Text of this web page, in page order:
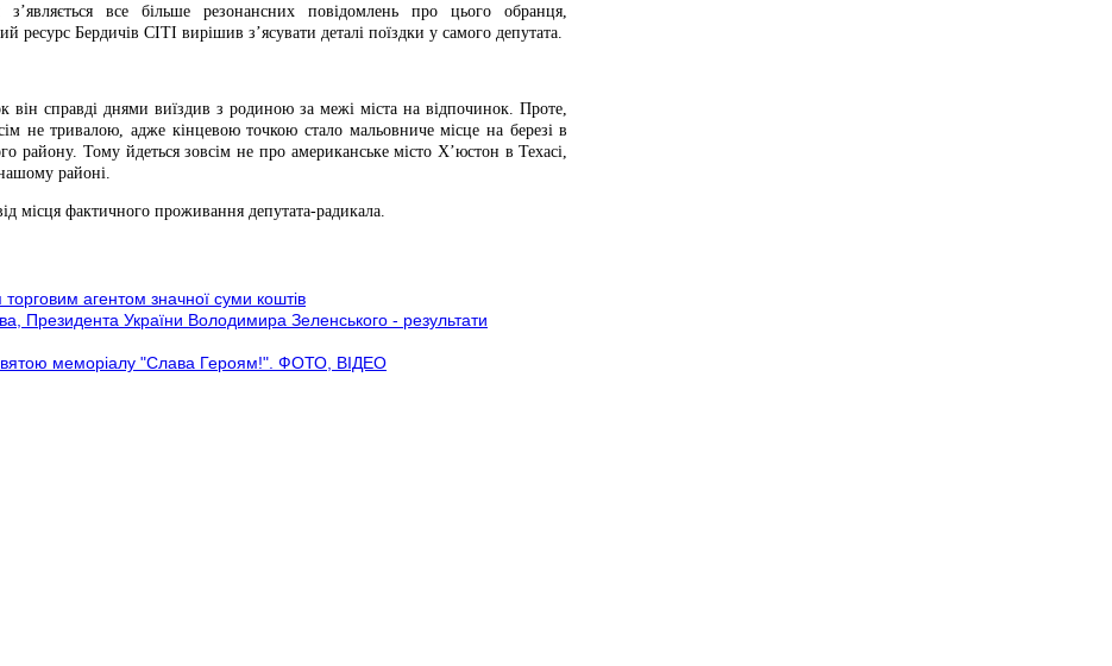
все більше резонансних повідомлень про цього обранця,
ресурс Бердичів СІТІ вирішив з’ясувати деталі поїздки у самого депутата.
він справді днями виїздив з родиною за межі міста на відпочинок. Проте,
не тривалою, адже кінцевою точкою стало мальовниче місце на березі в
району. Тому йдеться зовсім не про американське місто Х’юстон в Техасі,
районі.
місця фактичного проживання депутата-радикала.
агентом значної суми коштів
Президента України Володимира Зеленського - результати
меморіалу "Слава Героям!". ФОТО, ВІДЕО